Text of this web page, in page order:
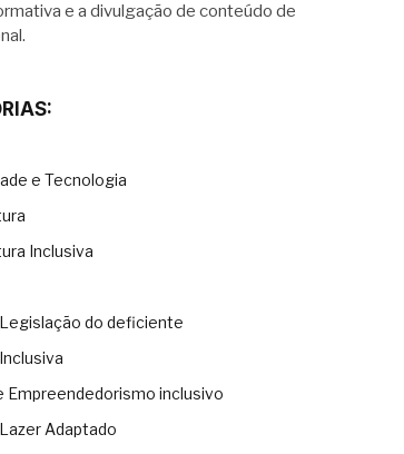
e a divulgação de conteúdo de
e Tecnologia
Inclusiva
do deficiente
Empreendedorismo inclusivo
Adaptado